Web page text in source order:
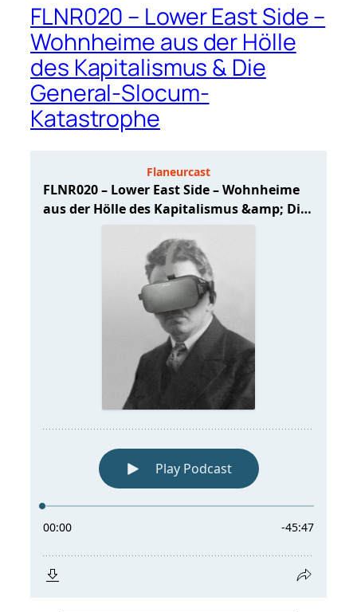
FLNR020 – Lower East Side –
Wohnheime aus der Hölle
des Kapitalismus & Die
General-Slocum-
Katastrophe